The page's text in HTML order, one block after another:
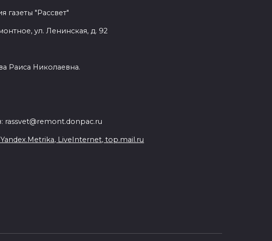
газеты "Рассвет"
ул. Ленинская, д. 92
Раиса Николаевна.
rassvet@remont.donpac.ru
LiveInternet, top.mail.ru